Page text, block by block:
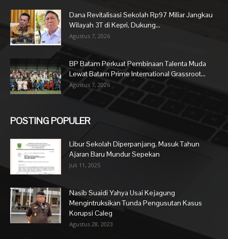
Dana Revitalisasi Sekolah Rp97 Miliar Jangkau
Wilayah 3T di Kepri, Dukung...
Agustus 7, 2026
BP Batam Perkuat Pembinaan Talenta Muda
Lewat Batam Prime International Grassroot...
Agustus 7, 2026
POSTING POPULER
Libur Sekolah Diperpanjang, Masuk Tahun
Ajaran Baru Mundur Sepekan
Juli 11, 2025
Nasib Suaidi Yahya Usai Kejagung
Mengintruksikan Tunda Pengusutan Kasus
Korupsi Caleg
Agustus 28, 2023